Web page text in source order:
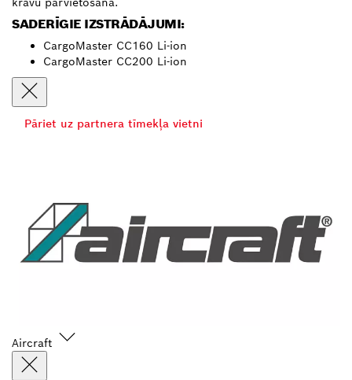
SADERĪGIE IZSTRĀDĀJUMI:
CargoMaster CC160 Li-ion
CargoMaster CC200 Li-ion
Pāriet uz partnera tīmekļa vietni
Aircraft